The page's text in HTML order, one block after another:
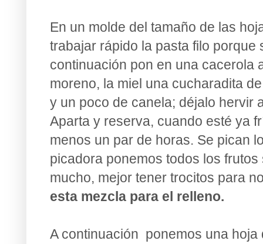
En un molde del tamaño de las
trabajar rápido la pasta filo porque
continuación pon en una cacerola
moreno, la miel una cucharadita
y un poco de canela; déjalo hervir
Aparta y reserva, cuando esté ya
menos un par de horas. Se pican
picadora ponemos todos los
mucho, mejor tener trocitos para
esta mezcla para el relleno.
A continuación ponemos una hoja